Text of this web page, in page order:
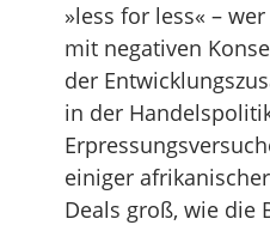
»less for less« –
mit negativen
der
in der
einiger
Deals groß, wie die